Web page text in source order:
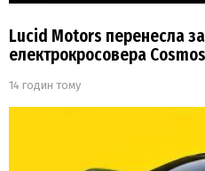
Lucid Motors перенесла
електрокросовера
14 годин тому